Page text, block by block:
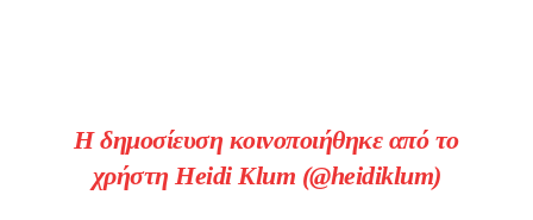
Η δημοσίευση κοινοποιήθηκε από το
χρήστη Heidi Klum (@heidiklum)